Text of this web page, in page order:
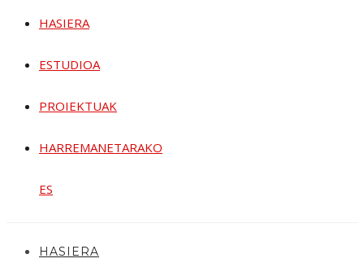
HASIERA
ESTUDIOA
PROIEKTUAK
HARREMANETARAKO
ES
HASIERA